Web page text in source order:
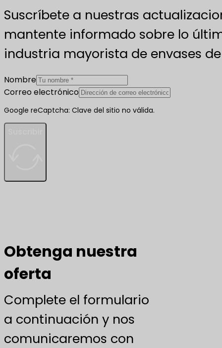
Suscríbete a nuestras
mantente informado sobre lo
industria mayorista de envases
Nombre
Correo electrónico
Google reCaptcha: Clave del sitio no válida.
Obtenga nuestra
oferta
Complete el formulario
a continuación y nos
comunicaremos con